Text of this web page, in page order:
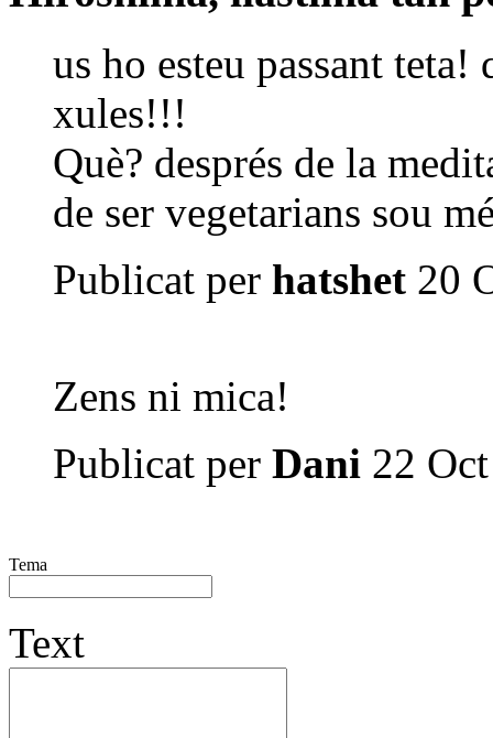
us ho esteu passant
xules!!!
Què? després de la
de ser vegetarians sou
Publicat per hatshet 20
Zens ni mica!
Publicat per Dani 22
Tema
Text